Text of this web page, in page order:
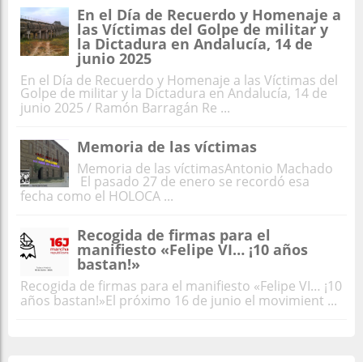
En el Día de Recuerdo y Homenaje a
las Víctimas del Golpe de militar y
la Dictadura en Andalucía, 14 de
junio 2025
En el Día de Recuerdo y Homenaje a las Víctimas del
Golpe de militar y la Dictadura en Andalucía, 14 de
junio 2025 / Ramón Barragán Re ...
Memoria de las víctimas
Memoria de las víctimasAntonio Machado
El pasado 27 de enero se recordó esa
fecha como el HOLOCA ...
Recogida de firmas para el
manifiesto «Felipe VI… ¡10 años
bastan!»
Recogida de firmas para el manifiesto «Felipe VI… ¡10
años bastan!»El próximo 16 de junio el movimient ...